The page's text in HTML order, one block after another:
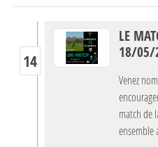
14
LE
18/05/
Venez
match de
ensemble